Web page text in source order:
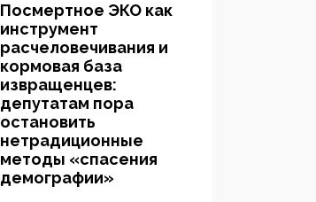
Посмертное ЭКО как
инструмент
расчеловечивания и
кормовая база
извращенцев:
депутатам пора
остановить
нетрадиционные
методы «спасения
демографии»